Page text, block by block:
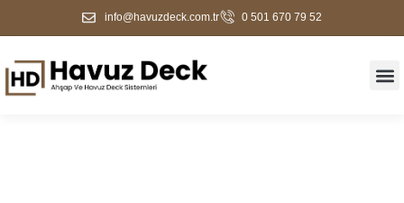
info@havuzdeck.com.tr 0 501 670 79 52